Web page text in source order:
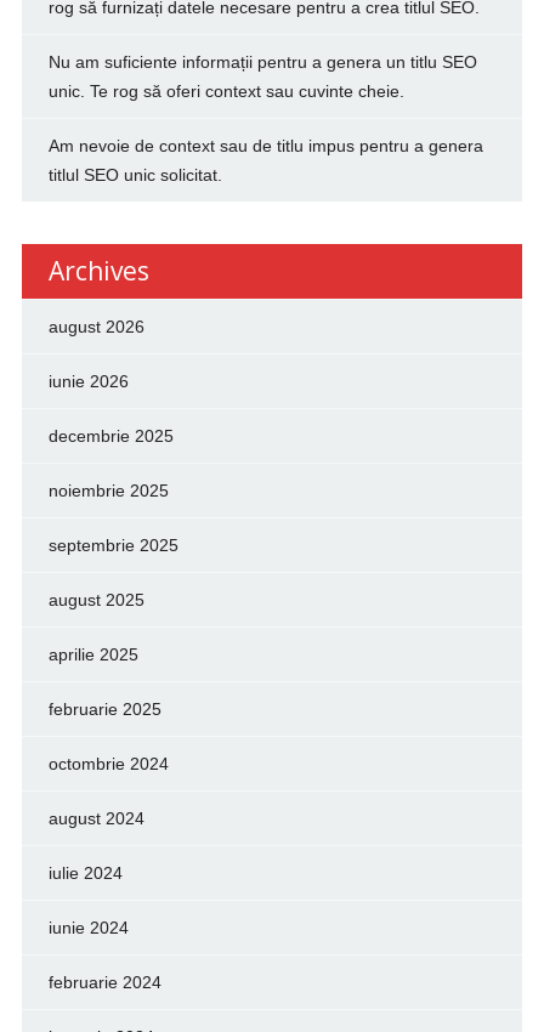
rog să furnizați datele necesare pentru a crea titlul SEO.
Nu am suficiente informații pentru a genera un titlu SEO
unic. Te rog să oferi context sau cuvinte cheie.
Am nevoie de context sau de titlu impus pentru a genera
titlul SEO unic solicitat.
Archives
august 2026
iunie 2026
decembrie 2025
noiembrie 2025
septembrie 2025
august 2025
aprilie 2025
februarie 2025
octombrie 2024
august 2024
iulie 2024
iunie 2024
februarie 2024